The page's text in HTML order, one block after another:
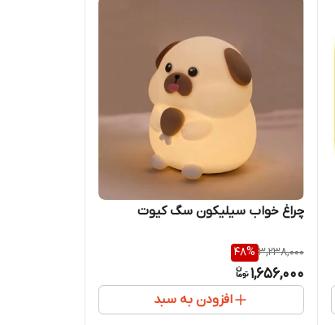
چراغ خواب سیلیکون سگ کیوت
3,238,000
48%
1,656,000
افزودن به سبد